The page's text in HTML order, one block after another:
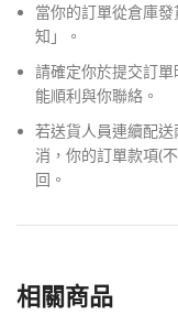
當你的訂單從倉庫
知」。
請確定你於提交訂
能順利與你聯絡。
若送貨人員連續配
消，你的訂單款項(
回。
相關商品